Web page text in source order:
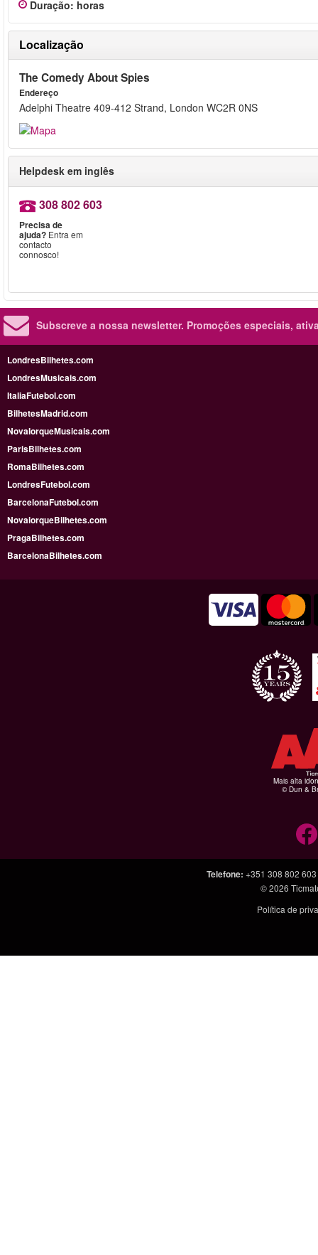
Duração: horas
Localização
The Comedy About Spies
Endereço
Adelphi Theatre 409-412 Strand, London WC2R 0NS
Helpdesk em inglês
308 802 603
Precisa de
ajuda? Entra em
contacto
connosco!
Subscreve a nossa newsletter. Promoções especiais,
LondresBilhetes.com
LondresMusicais.com
ItaliaFutebol.com
BilhetesMadrid.com
NovaIorqueMusicais.com
ParisBilhetes.com
RomaBilhetes.com
LondresFutebol.com
BarcelonaFutebol.com
NovaiorqueBilhetes.com
PragaBilhetes.com
BarcelonaBilhetes.com
Mais alta
© Dun &
Telefone: +351 308 802 603
© 2026
Política de